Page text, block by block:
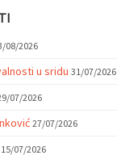
08/2026
u sridu 31/07/2026
07/2026
27/07/2026
15/07/2026